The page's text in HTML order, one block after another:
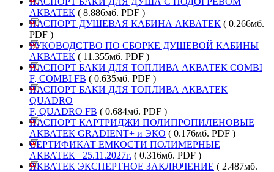
АКВАТЕК ( 8.886мб. PDF )
ПАСПОРТ ДУШЕВАЯ КАБИНА АКВАТЕК ( 0.266мб.
PDF )
РУКОВОДСТВО ПО СБОРКЕ ДУШЕВОЙ КАБИНЫ
АКВАТЕК ( 11.355мб. PDF )
ПАСПОРТ БАКИ ДЛЯ ТОПЛИВА АКВАТЕК COMBI
F, COMBI FB ( 0.635мб. PDF )
ПАСПОРТ БАКИ ДЛЯ ТОПЛИВА АКВАТЕК
QUADRO
F, QUADRO FB ( 0.684мб. PDF )
ПАСПОРТ КАРТРИДЖИ ПОЛИПРОПИЛЕНОВЫЕ
АКВАТЕК GRADIENT+ и ЭКО ( 0.176мб. PDF )
СЕРТИФИКАТ ЕМКОСТИ ПОЛИМЕРНЫЕ
АКВАТЕК _25.11.2027г. ( 0.316мб. PDF )
АКВАТЕК ЭКСПЕРТНОЕ ЗАКЛЮЧЕНИЕ ( 2.487мб.